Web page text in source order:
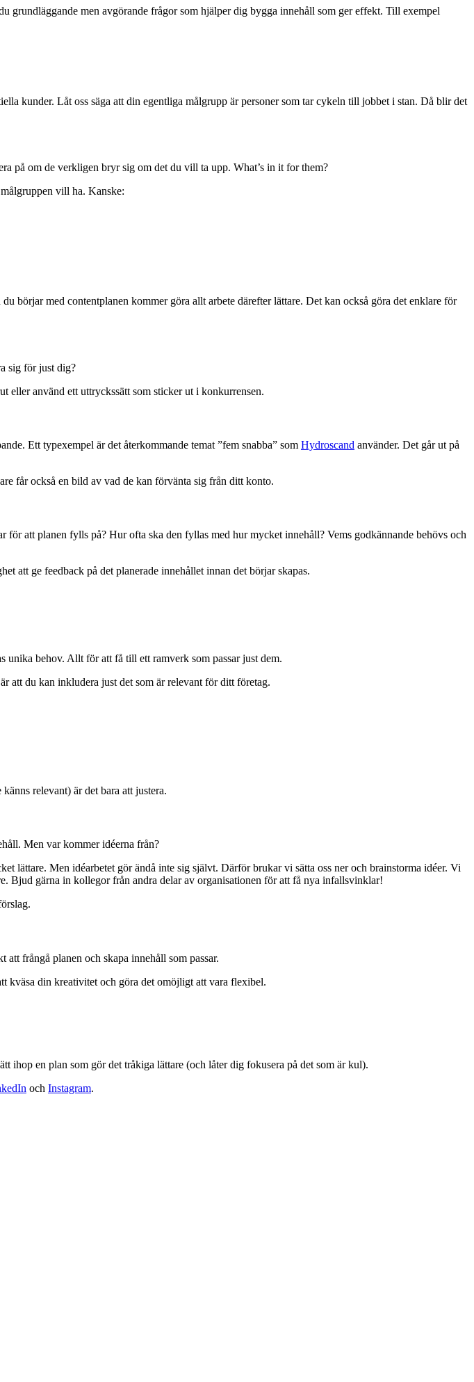
grundläggande men avgörande frågor som hjälper dig bygga innehåll som ger effekt. Till exempel
kunder. Låt oss säga att din egentliga målgrupp är personer som tar cykeln till jobbet i stan. Då blir det
på om de verkligen bryr sig om det du vill ta upp. What’s in it for them?
vill ha. Kanske:
börjar med contentplanen kommer göra allt arbete därefter lättare. Det kan också göra det enklare för
sig för just dig?
använd ett uttryckssätt som sticker ut i konkurrensen.
Ett typexempel är det återkommande temat ”fem snabba” som Hydroscand använder. Det går ut på
får också en bild av vad de kan förvänta sig från ditt konto.
att planen fylls på? Hur ofta ska den fyllas med hur mycket innehåll? Vems godkännande behövs och
att ge feedback på det planerade innehållet innan det börjar skapas.
unika behov. Allt för att få till ett ramverk som passar just dem.
att du kan inkludera just det som är relevant för ditt företag.
relevant) är det bara att justera.
Men var kommer idéerna från?
lättare. Men idéarbetet gör ändå inte sig självt. Därför brukar vi sätta oss ner och brainstorma idéer. Vi
Bjud gärna in kollegor från andra delar av organisationen för att få nya infallsvinklar!
frångå planen och skapa innehåll som passar.
kväsa din kreativitet och göra det omöjligt att vara flexibel.
ihop en plan som gör det tråkiga lättare (och låter dig fokusera på det som är kul).
och Instagram.